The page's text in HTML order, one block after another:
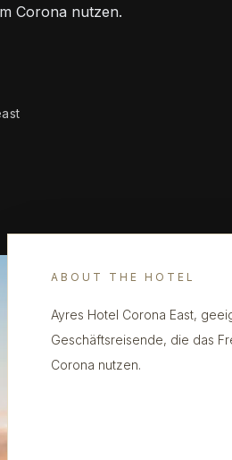
Corona nutzen.
ABOUT THE HOTEL
Ayres Hotel Corona East,
Geschäftsreisende, die das
Corona nutzen.